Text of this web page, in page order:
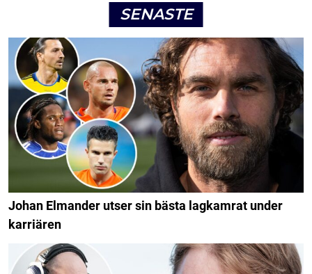
SENASTE
Johan Elmander utser sin bästa lagkamrat under
karriären